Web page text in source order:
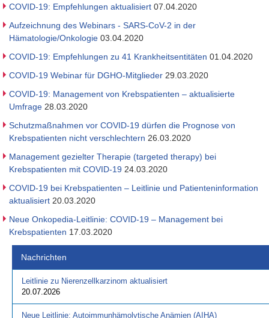
COVID-19: Empfehlungen aktualisiert 07.04.2020
Aufzeichnung des Webinars - SARS-CoV-2 in der
Hämatologie/Onkologie 03.04.2020
COVID-19: Empfehlungen zu 41 Krankheitsentitäten 01.04.2020
COVID-19 Webinar für DGHO-Mitglieder 29.03.2020
COVID-19: Management von Krebspatienten – aktualisierte
Umfrage 28.03.2020
Schutzmaßnahmen vor COVID-19 dürfen die Prognose von
Krebspatienten nicht verschlechtern 26.03.2020
Management gezielter Therapie (targeted therapy) bei
Krebspatienten mit COVID-19 24.03.2020
COVID-19 bei Krebspatienten – Leitlinie und Patienteninformation
aktualisiert 20.03.2020
Neue Onkopedia-Leitlinie: COVID-19 – Management bei
Krebspatienten 17.03.2020
Nachrichten
Leitlinie zu Nierenzellkarzinom aktualisiert
20.07.2026
Neue Leitlinie: Autoimmunhämolytische Anämien (AIHA)